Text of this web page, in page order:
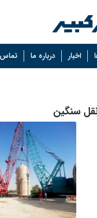
اخبار درباره ما تماس
سنگین